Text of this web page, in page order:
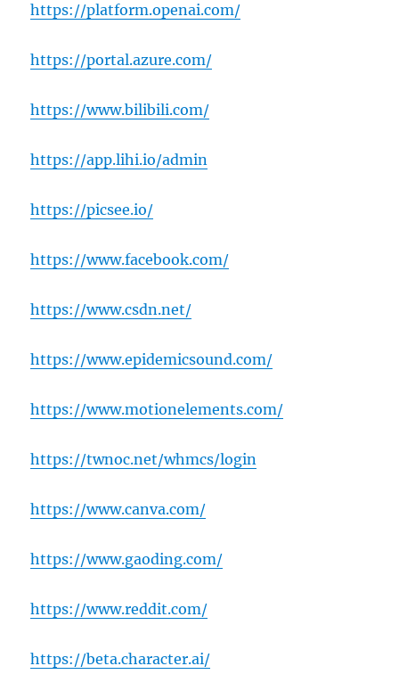
https://platform.openai.com/
https://portal.azure.com/
https://www.bilibili.com/
https://app.lihi.io/admin
https://picsee.io/
https://www.facebook.com/
https://www.csdn.net/
https://www.epidemicsound.com/
https://www.motionelements.com/
https://twnoc.net/whmcs/login
https://www.canva.com/
https://www.gaoding.com/
https://www.reddit.com/
https://beta.character.ai/